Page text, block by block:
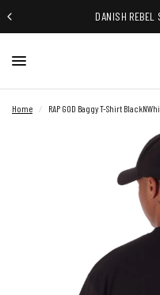
DANISH REBEL
Home / RAP GOD Baggy T-Shirt